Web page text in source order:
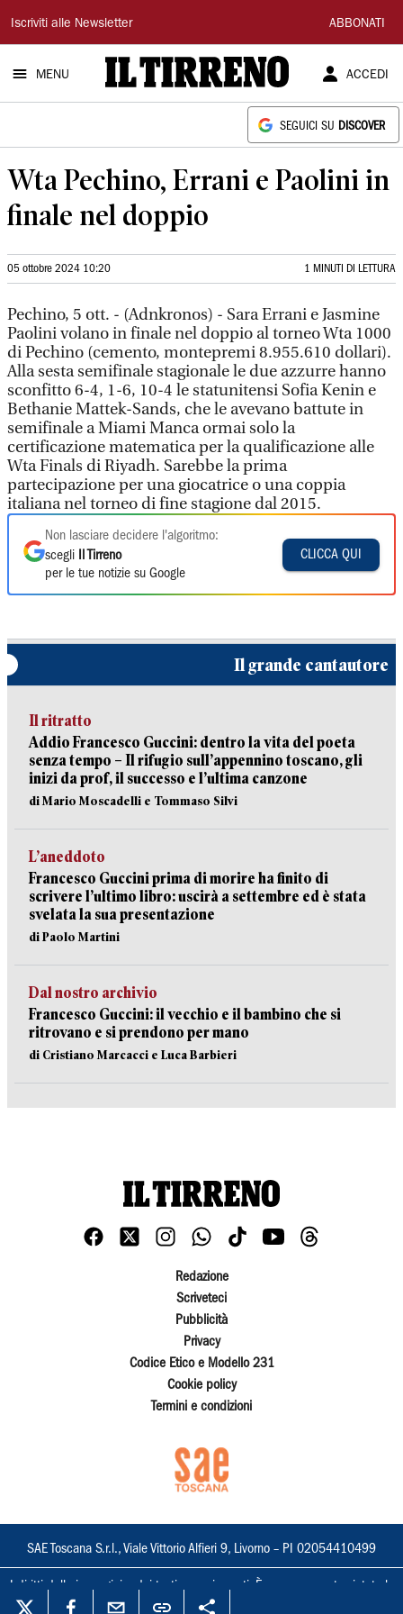
Il
Tirreno
Iscriviti alle Newsletter ABBONATI
MENU ACCEDI
SEGUICI SU DISCOVER
Wta Pechino, Errani e Paolini in
finale nel doppio
05 ottobre 2024 10:20 1 MINUTI DI LETTURA
Pechino, 5 ott. - (Adnkronos) - Sara Errani e Jasmine
Paolini volano in finale nel doppio al torneo Wta 1000
di Pechino (cemento, montepremi 8.955.610 dollari).
Alla sesta semifinale stagionale le due azzurre hanno
sconfitto 6-4, 1-6, 10-4 le statunitensi Sofia Kenin e
Bethanie Mattek-Sands, che le avevano battute in
semifinale a Miami Manca ormai solo la
certificazione matematica per la qualificazione alle
Wta Finals di Riyadh. Sarebbe la prima
partecipazione per una giocatrice o una coppia
italiana nel torneo di fine stagione dal 2015.
Non lasciare decidere l'algoritmo:
scegli
Il Tirreno
per le tue notizie su Google
CLICCA QUI
Il grande cantautore
Il ritratto
Addio Francesco Guccini: dentro la vita del poeta
senza tempo – Il rifugio sull’appennino toscano, gli
inizi da prof, il successo e l’ultima canzone
di Mario Moscadelli e Tommaso Silvi
L’aneddoto
Francesco Guccini prima di morire ha finito di
scrivere l’ultimo libro: uscirà a settembre ed è stata
svelata la sua presentazione
di Paolo Martini
Dal nostro archivio
Francesco Guccini: il vecchio e il bambino che si
ritrovano e si prendono per mano
di Cristiano Marcacci e Luca Barbieri
Redazione
Scriveteci
Pubblicità
Privacy
Codice Etico e Modello 231
Cookie policy
Termini e condizioni
SAE Toscana S.r.l., Viale Vittorio Alfieri 9, Livorno – PI 02054410499
I diritti delle immagini e dei testi sono riservati. È espressamente vietata la
loro riproduzione con qualsiasi mezzo e l'adattamento totale o parziale.